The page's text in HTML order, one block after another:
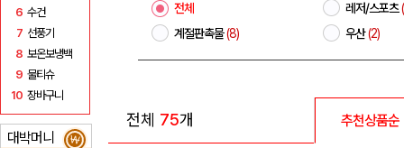
6 수건
7 선풍기
8 보온보냉백
9 물티슈
10 장바구니
대박머니 ₩
전체 레저/스포츠
계절판촉물(8) 우산(2)
전체 75개 추천상품순